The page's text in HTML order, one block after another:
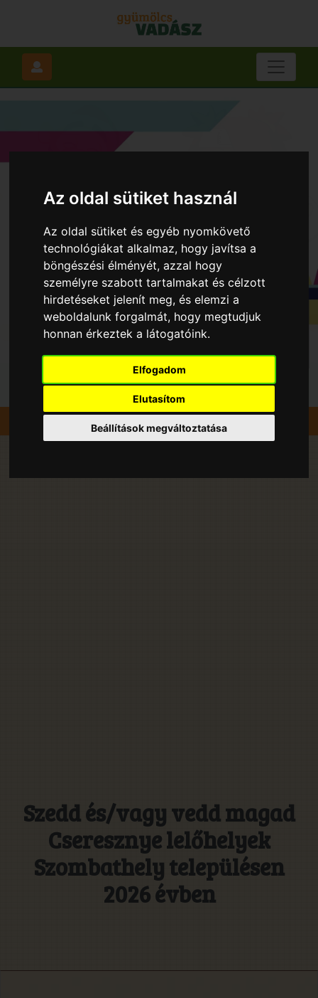
Az oldal sütiket használ
Az oldal sütiket és egyéb nyomkövető
technológiákat alkalmaz, hogy javítsa a
böngészési élményét, azzal hogy
személyre szabott tartalmakat és célzott
hirdetéseket jelenít meg, és elemzi a
weboldalunk forgalmát, hogy megtudjuk
honnan érkeztek a látogatóink.
Elfogadom
Elutasítom
Beállítások megváltoztatása
Szedd magad Cseresznye Szombathely
Szedd és/vagy vedd magad
Cseresznye lelőhelyek
Szombathely településen
2026 évben